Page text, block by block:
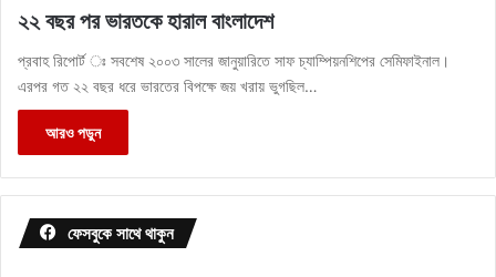
২২ বছর পর ভারতকে হারাল বাংলাদেশ
প্রবাহ রিপোর্ট ঃ সবশেষ ২০০৩ সালের জানুয়ারিতে সাফ চ্যাম্পিয়নশিপের সেমিফাইনাল।
এরপর গত ২২ বছর ধরে ভারতের বিপক্ষে জয় খরায় ভুগছিল…
আরও পড়ুন
ফেসবুকে সাথে থাকুন